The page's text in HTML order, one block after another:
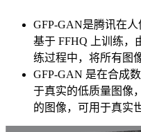
GFP-GAN是腾讯在
基于 FFHQ 上训练，
练过程中，将所有图
GFP-GAN 是在合成
于真实的低质量图像
的图像，可用于真实